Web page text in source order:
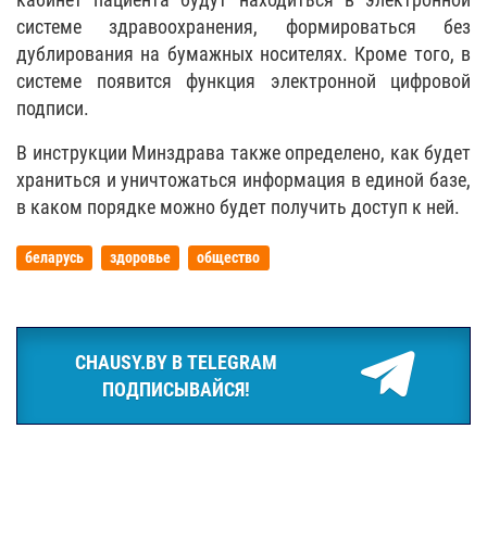
системе здравоохранения, формироваться без
дублирования на бумажных носителях. Кроме того, в
системе появится функция электронной цифровой
подписи.
В инструкции Минздрава также определено, как будет
храниться и уничтожаться информация в единой базе,
в каком порядке можно будет получить доступ к ней.
беларусь здоровье общество
CHAUSY.BY В TELEGRAM
ПОДПИСЫВАЙСЯ!